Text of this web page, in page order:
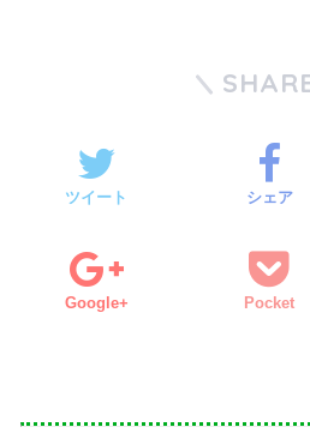
ツイート シェア
Google+ Pocket